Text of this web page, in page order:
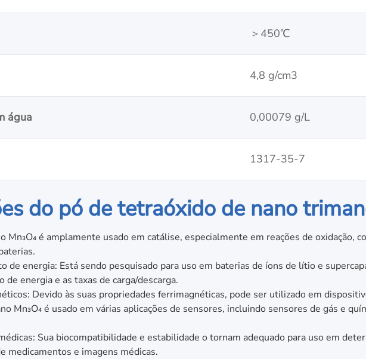
＞450℃
4,8 g/cm3
água 0,00079 g/L
1317-35-7
do pó de tetraóxido de nano
Mn₃O₄ é amplamente usado em catálise, especialmente em reações de oxidação,
de energia: Está sendo pesquisado para uso em baterias de íons de lítio e
de energia e as taxas de carga/descarga.
Devido às suas propriedades ferrimagnéticas, pode ser utilizado em
Mn₃O₄ é usado em várias aplicações de sensores, incluindo sensores de gás e
Sua biocompatibilidade e estabilidade o tornam adequado para uso em
medicamentos e imagens médicas.